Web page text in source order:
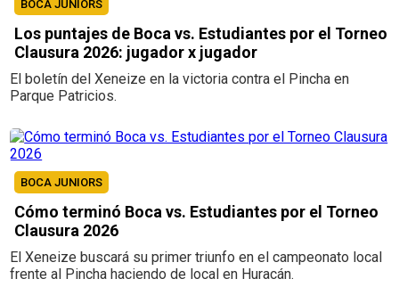
BOCA JUNIORS
Los puntajes de Boca vs. Estudiantes por el Torneo
Clausura 2026: jugador x jugador
El boletín del Xeneize en la victoria contra el Pincha en
Parque Patricios.
BOCA JUNIORS
Cómo terminó Boca vs. Estudiantes por el Torneo
Clausura 2026
El Xeneize buscará su primer triunfo en el campeonato local
frente al Pincha haciendo de local en Huracán.